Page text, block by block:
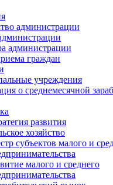
администрации
администрации
граждан
учреждения
о среднемесячной
развития
хозяйство
субъектов малого и
малого и среднего